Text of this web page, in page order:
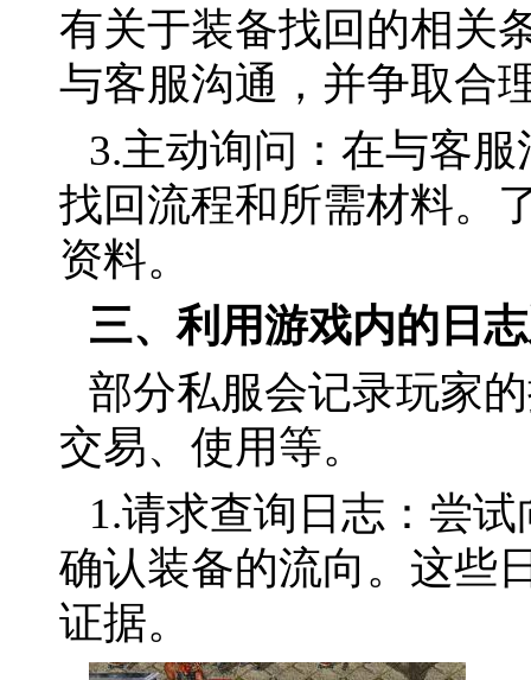
有关于装备找回的相关
与客服沟通，并争取合
3.主动询问：在与客
找回流程和所需材料。
资料。
三、利用游戏内的日
部分私服会记录玩家
交易、使用等。
1.请求查询日志：尝
确认装备的流向。这些
证据。